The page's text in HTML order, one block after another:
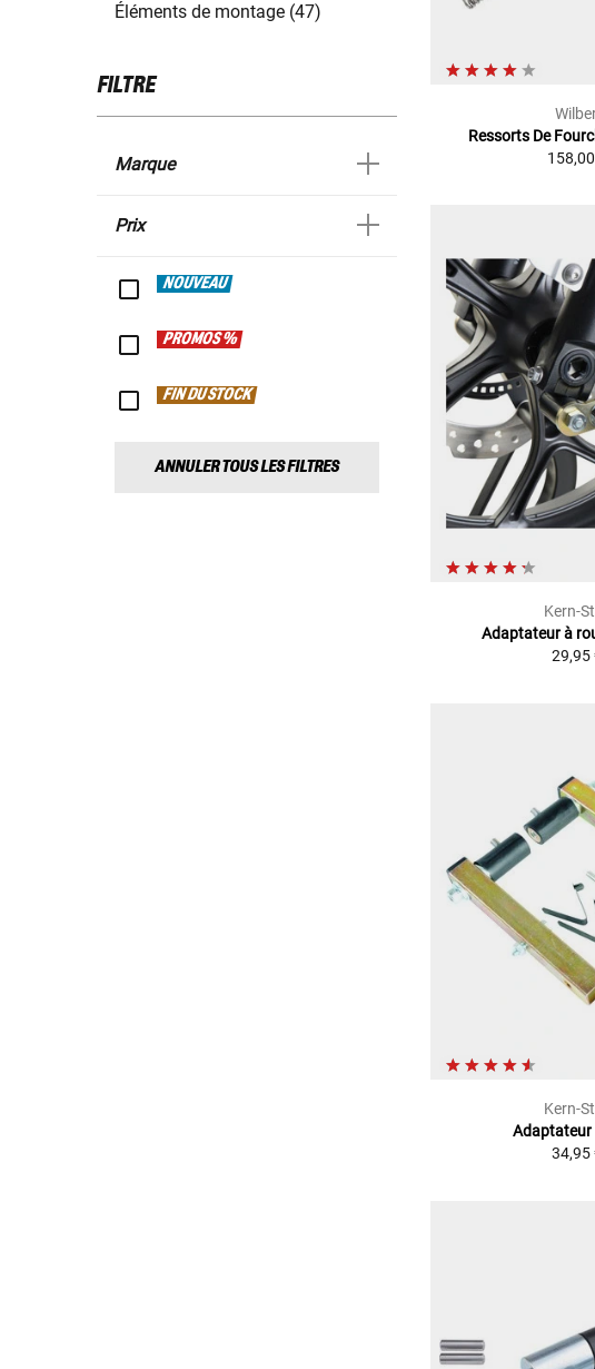
Éléments de montage (47)
FILTRE
Marque
Prix
NOUVEAU
PROMOS %
FIN DU STOCK
ANNULER TOUS LES FILTRES
Ressorts De
Kern-
Adaptateur à
29,95
Kern-
Adaptateur
34,95